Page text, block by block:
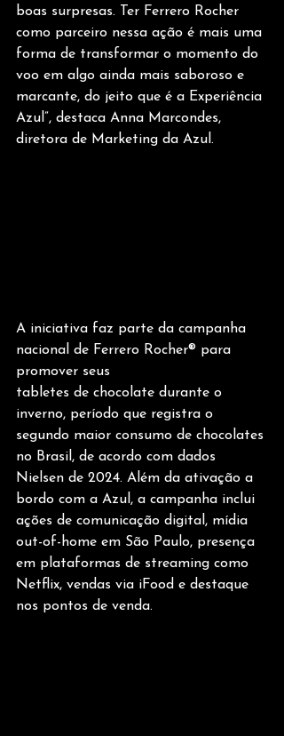
boas surpresas. Ter Ferrero Rocher
como parceiro nessa ação é mais uma
forma de transformar o momento do
voo em algo ainda mais saboroso e
marcante, do jeito que é a Experiência
Azul”, destaca Anna Marcondes,
diretora de Marketing da Azul.
A iniciativa faz parte da campanha
nacional de Ferrero Rocher®️ para
promover seus
tabletes de chocolate durante o
inverno, período que registra o
segundo maior consumo de chocolates
no Brasil, de acordo com dados
Nielsen de 2024. Além da ativação a
bordo com a Azul, a campanha inclui
ações de comunicação digital, mídia
out-of-home em São Paulo, presença
em plataformas de streaming como
Netflix, vendas via iFood e destaque
nos pontos de venda.